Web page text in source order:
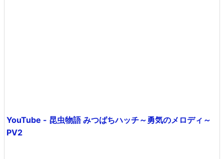
YouTube - 昆虫物語 みつばちハッチ～勇気のメロディ～
PV2